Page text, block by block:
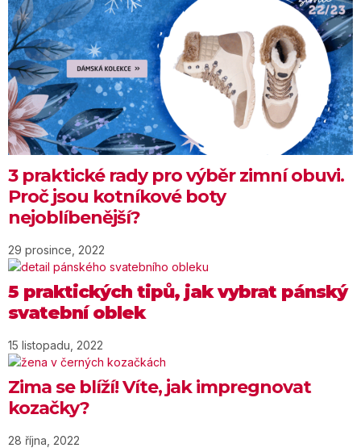
3 praktické rady pro výběr zimní obuvi.
Proč jsou kotníkové boty
nejoblíbenější?
29 prosince, 2022
5 praktických tipů, jak vybrat pánský
svatební oblek
15 listopadu, 2022
Zima se blíží! Víte, jak impregnovat
kozačky?
28 října, 2022